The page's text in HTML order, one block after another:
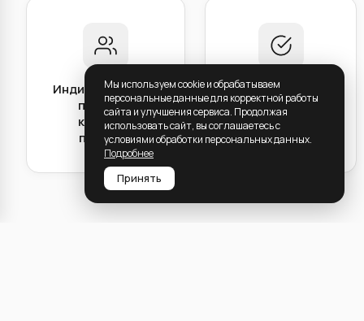
Индивидуальный
подход к
каждому
проекту.
Превосходное
качество и
внимание к
деталям.
Мы используем cookie и обрабатываем
персональные данные для корректной работы
сайта и улучшения сервиса. Продолжая
использовать сайт, вы соглашаетесь с
условиями обработки персональных данных.
Подробнее
Принять